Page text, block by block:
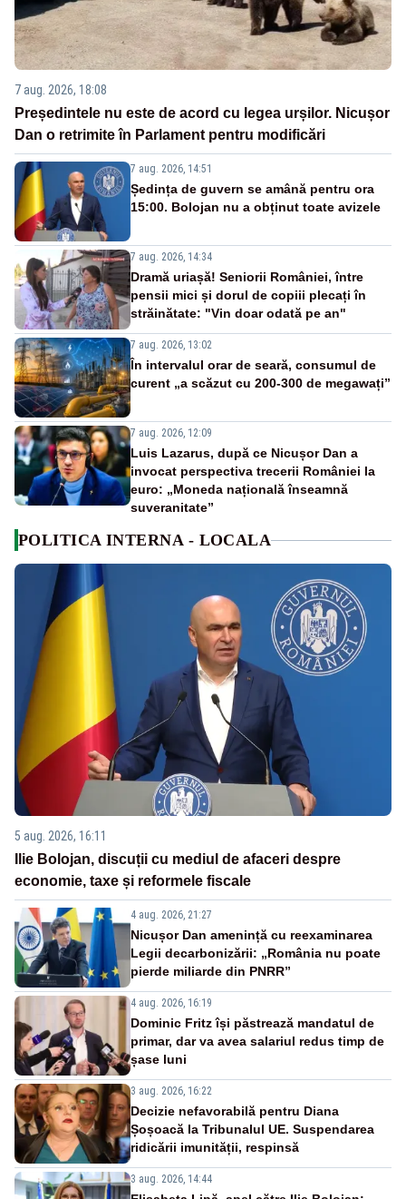
7 aug. 2026, 18:08
Președintele nu este de acord cu legea urșilor. Nicușor
Dan o retrimite în Parlament pentru modificări
7 aug. 2026, 14:51
Ședința de guvern se amână pentru ora
15:00. Bolojan nu a obținut toate avizele
7 aug. 2026, 14:34
Dramă uriașă! Seniorii României, între
pensii mici și dorul de copiii plecați în
străinătate: "Vin doar odată pe an"
7 aug. 2026, 13:02
În intervalul orar de seară, consumul de
curent „a scăzut cu 200-300 de megawați”
7 aug. 2026, 12:09
Luis Lazarus, după ce Nicușor Dan a
invocat perspectiva trecerii României la
euro: „Moneda națională înseamnă
suveranitate”
POLITICA INTERNA - LOCALA
5 aug. 2026, 16:11
Ilie Bolojan, discuții cu mediul de afaceri despre
economie, taxe și reformele fiscale
4 aug. 2026, 21:27
Nicușor Dan amenință cu reexaminarea
Legii decarbonizării: „România nu poate
pierde miliarde din PNRR”
4 aug. 2026, 16:19
Dominic Fritz își păstrează mandatul de
primar, dar va avea salariul redus timp de
șase luni
3 aug. 2026, 16:22
Decizie nefavorabilă pentru Diana
Șoșoacă la Tribunalul UE. Suspendarea
ridicării imunității, respinsă
3 aug. 2026, 14:44